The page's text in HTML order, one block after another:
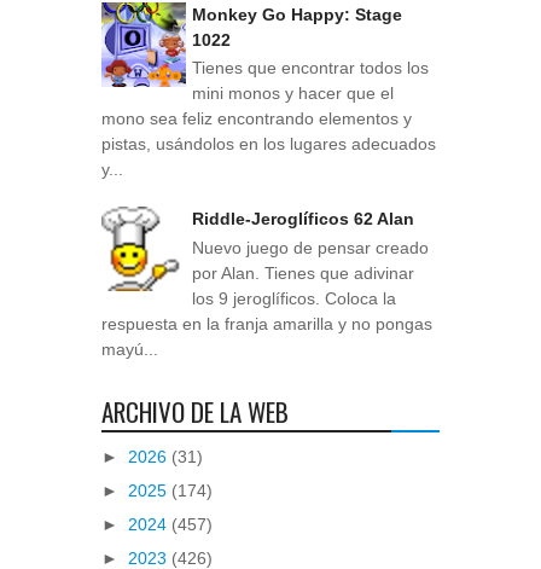
Monkey Go Happy: Stage
1022
Tienes que encontrar todos los
mini monos y hacer que el
mono sea feliz encontrando elementos y
pistas, usándolos en los lugares adecuados
y...
Riddle-Jeroglíficos 62 Alan
Nuevo juego de pensar creado
por Alan. Tienes que adivinar
los 9 jeroglíficos. Coloca la
respuesta en la franja amarilla y no pongas
mayú...
ARCHIVO DE LA WEB
► 2026 (31)
► 2025 (174)
► 2024 (457)
► 2023 (426)